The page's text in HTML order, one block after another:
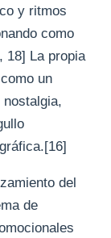
y ritmos
como
18] La propia
un
del
de